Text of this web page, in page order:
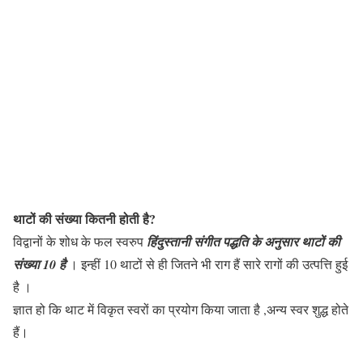
थाटों की संख्या कितनी होती है?
विद्वानों के शोध के फल स्वरुप हिंदुस्तानी संगीत पद्धति के अनुसार थाटों की
संख्या 10 है। इन्हीं 10 थाटों से ही जितने भी राग हैं सारे रागों की उत्पत्ति हुई
है ।
ज्ञात हो कि थाट में विकृत स्वरों का प्रयोग किया जाता है ,अन्य स्वर शुद्ध होते
हैं।